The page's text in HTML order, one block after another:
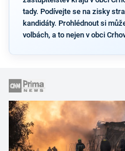
tady. Podívejte se na zisky
kandidáty. Prohlédnout si
volbách, a to nejen v obci